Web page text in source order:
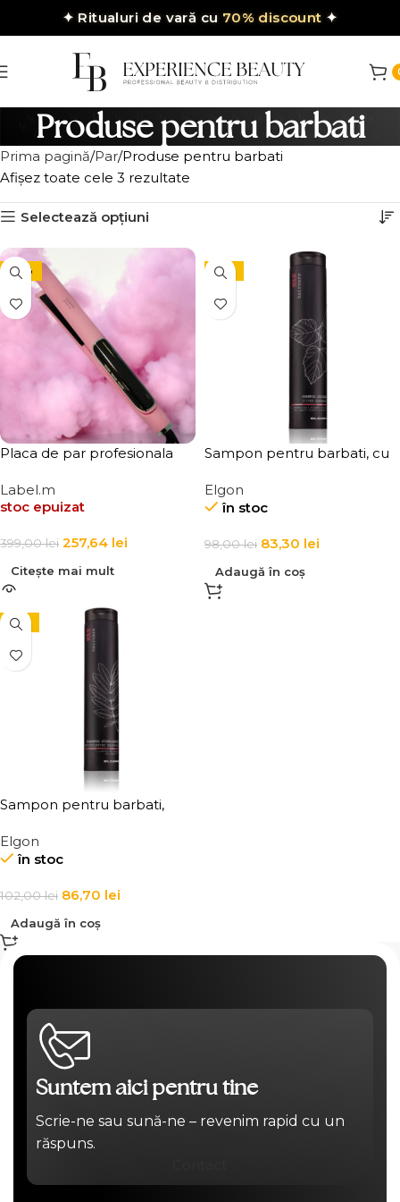
✦Ritualuri de vară cu 70% discount ✦
Produse pentru barbati
Prima pagină Par Produse pentru barbati
Afișez toate cele 3 rezultate
Selectează opțiuni
-35%
Placa de par profesionala
Label.m
stoc epuizat
399,00lei 257,64 lei
Citește mai mult
-15%
Sampon pentru barbati, cu
Shampoo Silver
Elgon
în stoc
98,00lei 83,30 lei
Adaugă în coș
-15%
Sampon pentru barbati,
Elgon Man Stimulating
Shampoo
Elgon
în stoc
102,00lei 86,70 lei
Adaugă în coș
Suntem aici pentru tine
Scrie-ne sau sună-ne – revenim rapid cu un
răspuns.